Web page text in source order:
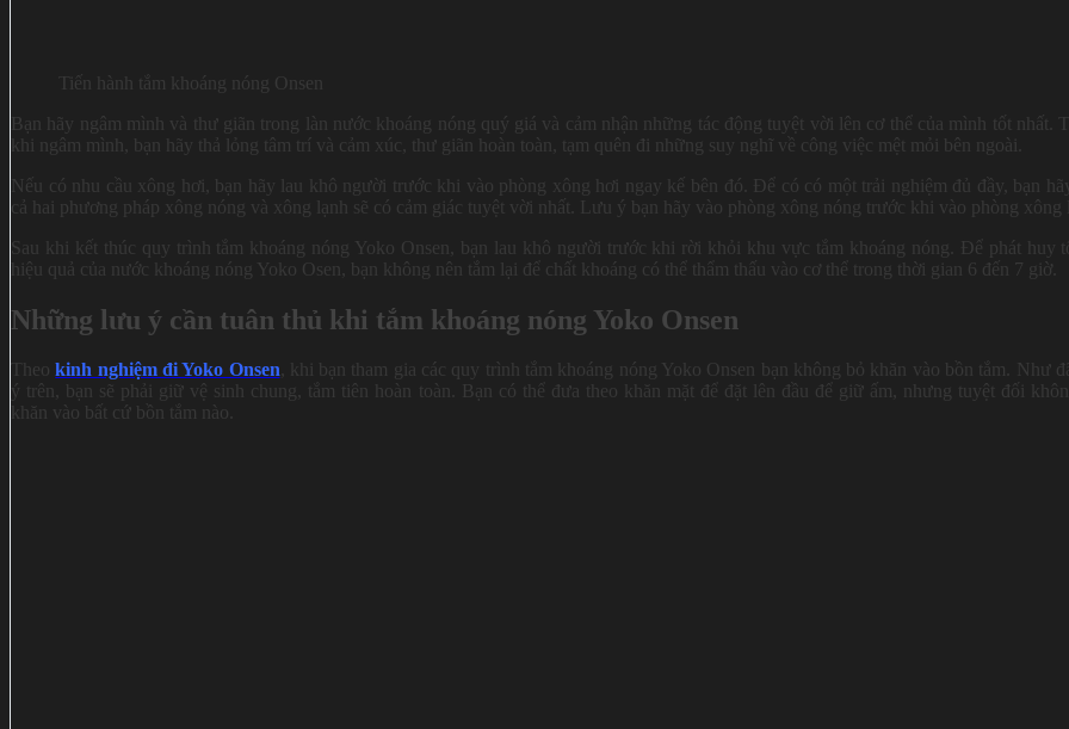
Tiến hành tắm khoáng nóng Onsen
Bạn hãy ngâm mình và thư giãn trong làn nước khoáng nóng quý giá và cảm nhận những tác động tuyệt vời lên cơ thể của mình tốt nhất.
khi ngâm mình, bạn hãy thả lỏng tâm trí và cảm xúc, thư giãn hoàn toàn, tạm quên đi những suy nghĩ về công việc mệt mỏi bên ngoài.
Nếu có nhu cầu xông hơi, bạn hãy lau khô người trước khi vào phòng xông hơi ngay kế bên đó. Để có có một trải nghiệm đủ đầy, bạn
cả hai phương pháp xông nóng và xông lạnh sẽ có cảm giác tuyệt vời nhất. Lưu ý bạn hãy vào phòng xông nóng trước khi vào phòng xông
Sau khi kết thúc quy trình tắm khoáng nóng Yoko Onsen, bạn lau khô người trước khi rời khỏi khu vực tắm khoáng nóng. Để phát huy
hiệu quả của nước khoáng nóng Yoko Osen, bạn không nên tắm lại để chất khoáng có thể thẩm thấu vào cơ thể trong thời gian 6 đến 7 giờ.
Những lưu ý cần tuân thủ khi tắm khoáng nóng Yoko Onsen
Theokinh nghiệm đi Yoko Onsen, khi bạn tham gia các quy trình tắm khoáng nóng Yoko Onsen bạn không bỏ khăn vào bồn tắm. Như
ý trên, bạn sẽ phải giữ vệ sinh chung, tắm tiên hoàn toàn. Bạn có thể đưa theo khăn mặt để đặt lên đầu để giữ ấm, nhưng tuyệt đối
khăn vào bất cứ bồn tắm nào.